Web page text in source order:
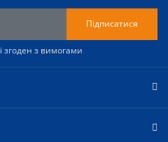
Підписатися
і згоден з вимогами